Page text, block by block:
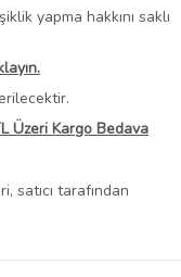
yapma hakkını saklı
Üzeri Kargo Bedava
satıcı tarafından